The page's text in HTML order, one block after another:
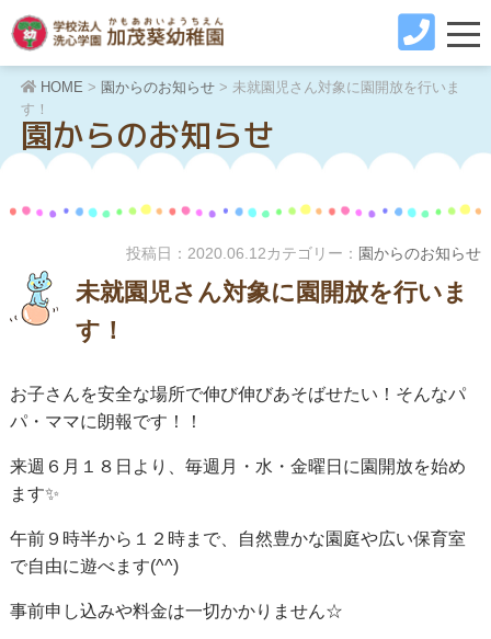
園からのお知らせ
HOME > 園からのお知らせ> 未就園児さん対象に園開放を行いま
す！
投稿日： 2020.06.12カテゴリー： 園からのお知らせ
未就園児さん対象に園開放を行いま
す！
お子さんを安全な場所で伸び伸びあそばせたい！そんなパ
パ・ママに朗報です！！
来週６月１８日より、毎週月・水・金曜日に園開放を始め
ます✨
午前９時半から１２時まで、自然豊かな園庭や広い保育室
で自由に遊べます(^^)
事前申し込みや料金は一切かかりません☆